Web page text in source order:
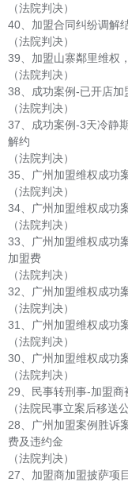
（法院判决）
40、加盟合同纠纷调解
（法院判决）
39、加盟山寨鄰里维权
（法院判决）
38、成功案例-已开店
（法院判决）
37、成功案例-3天冷静
解约
（法院判决）
35、广州加盟维权成功
（法院判决）
34、广州加盟维权成功
（法院判决）
33、广州加盟维权成功
加盟费
（法院判决）
32、广州加盟维权成功
（法院判决）
31、广州加盟维权成功
（法院判决）
30、广州加盟维权成功
（法院判决）
29、民事转刑事-加盟
（法院民事立案后移送
28、广州加盟案例胜诉
费及违约金
（法院判决）
27、加盟商加盟披萨项